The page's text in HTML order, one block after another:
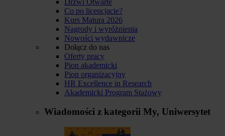
Co po licencjacie?
Kurs Matura 2026
Nagrody i wyróżnienia
Nowości wydawnicze
Dołącz do nas
Oferty pracy
Pion akademicki
Pion organizacyjny
HR Excellence in Research
Akademicki Program Stażowy
Wiadomości z kategorii My, Uniwersytet